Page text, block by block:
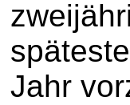
Jahr